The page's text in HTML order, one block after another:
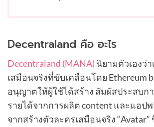
Decentraland คือ อะไร
Decentraland (MANA) นิยามตัวเองว่
เสมือนจริงที่ขับเคลื่อนโดย Ethereum
อนุญาตให้ผู้ใช้ได้สร้าง สัมผัสประสบก
รายได้จากการผลิต content และแอป
จากสร้างตัวละครเสมือนจริง